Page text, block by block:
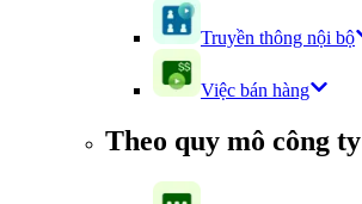
Truyền thông nội bộ
Việc bán hàng
Theo quy mô công ty